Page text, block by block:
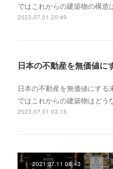
ではこれからの建築物の構造
2023.07.01 20:49
日本の不動産を無価値にする
ではこれからの建築物はどう
2023.07.01 03:15
2021.07.11 08:43